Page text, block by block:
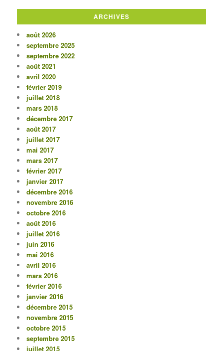
ARCHIVES
août 2026
septembre 2025
septembre 2022
août 2021
avril 2020
février 2019
juillet 2018
mars 2018
décembre 2017
août 2017
juillet 2017
mai 2017
mars 2017
février 2017
janvier 2017
décembre 2016
novembre 2016
octobre 2016
août 2016
juillet 2016
juin 2016
mai 2016
avril 2016
mars 2016
février 2016
janvier 2016
décembre 2015
novembre 2015
octobre 2015
septembre 2015
juillet 2015